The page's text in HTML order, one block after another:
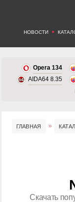
НОВОСТИ •
Opera 134
AIDA64 8.35
ГЛАВНАЯ
Скачать